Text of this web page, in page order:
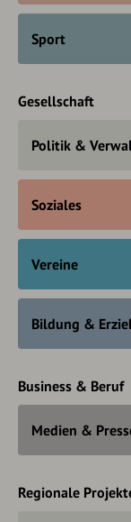
Sport
Gesellschaft
Politik &
Soziales
Vereine
Bildung &
Business & Beruf
Medien &
Regionale